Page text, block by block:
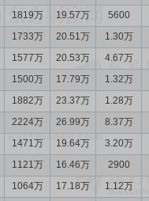
1819万 19.57万 5600
1733万 20.51万 1.30万
1577万 20.53万 4.67万
1500万 17.79万 1.32万
1882万 23.37万 1.28万
2224万 26.99万 8.37万
1471万 19.64万 3.20万
1121万 16.46万 2900
1064万 17.18万 1.12万